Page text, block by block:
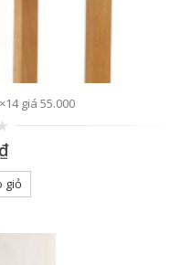
giá 55.000
₫
giỏ